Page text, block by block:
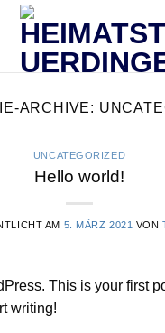
ARCHIVE:
UNCATEGORIZED
Hello world!
AM 5. MÄRZ 2021 VON
This is your first
writing!